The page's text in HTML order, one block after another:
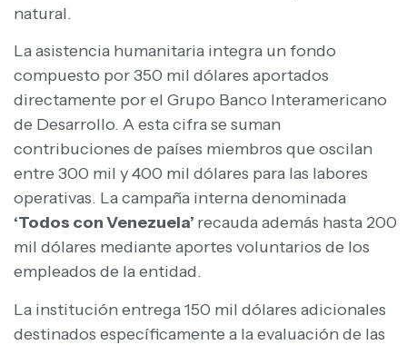
natural.
La asistencia humanitaria integra un fondo
compuesto por 350 mil dólares aportados
directamente por el Grupo Banco Interamericano
de Desarrollo. A esta cifra se suman
contribuciones de países miembros que oscilan
entre 300 mil y 400 mil dólares para las labores
operativas. La campaña interna denominada
‘Todos con Venezuela’ recauda además hasta 200
mil dólares mediante aportes voluntarios de los
empleados de la entidad.
La institución entrega 150 mil dólares adicionales
destinados específicamente a la evaluación de las